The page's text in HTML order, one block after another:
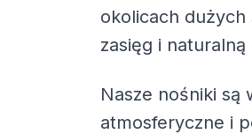
okolicach
zasięg i
Nasze nośniki są
atmosferyczne i